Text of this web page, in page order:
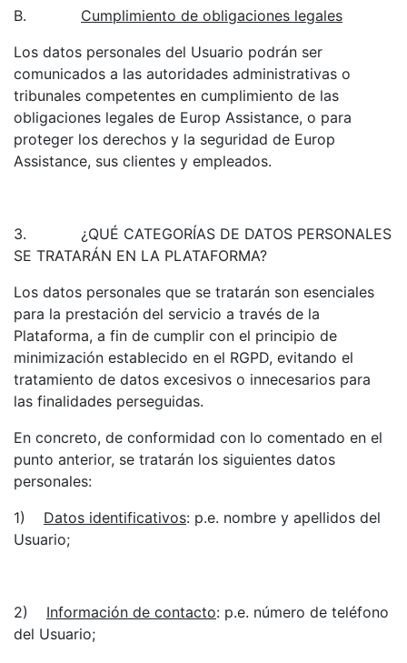
B.
Cumplimiento de obligaciones legales
Los datos personales del Usuario podrán ser
comunicados a las autoridades administrativas o
tribunales competentes en cumplimiento de las
obligaciones legales de Europ Assistance, o para
proteger los derechos y la seguridad de Europ
Assistance, sus clientes y empleados.
3.
¿QUÉ CATEGORÍAS DE DATOS PERSONALES
SE TRATARÁN EN LA PLATAFORMA?
Los datos personales que se tratarán son esenciales
para la prestación del servicio a través de la
Plataforma, a fin de cumplir con el principio de
minimización establecido en el RGPD, evitando el
tratamiento de datos excesivos o innecesarios para
las finalidades perseguidas.
En concreto, de conformidad con lo comentado en el
punto anterior, se tratarán los siguientes datos
personales:
1)
Datos identificativos: p.e. nombre y apellidos del
Usuario;
2) Información de contacto: p.e. número de teléfono
del Usuario;